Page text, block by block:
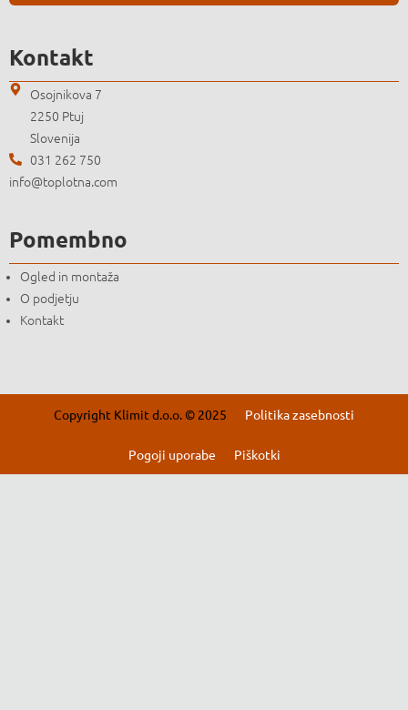
Kontakt
Osojnikova 7
2250 Ptuj
Slovenija
031 262 750
info@toplotna.com
Pomembno
Ogled in montaža
O podjetju
Kontakt
Copyright Klimit d.o.o. © 2025 Politika zasebnosti
Pogoji uporabe Piškotki